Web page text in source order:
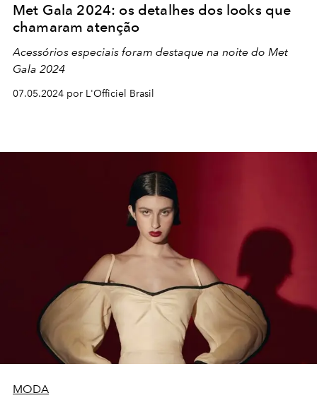
Met Gala 2024: os detalhes dos looks que
chamaram atenção
Acessórios especiais foram destaque na noite do Met
Gala 2024
07.05.2024 por L'Officiel Brasil
MODA